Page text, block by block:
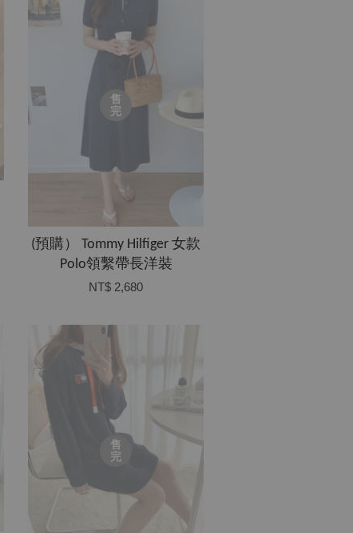
售
完
(預購） Tommy Hilfiger 女款
Polo領繫帶長洋裝
NT$ 2,680
售
完